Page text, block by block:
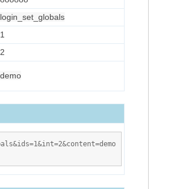
login_set_globals
1
2
demo